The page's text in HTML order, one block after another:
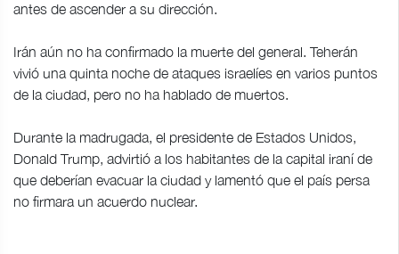
antes de ascender a su dirección.
Irán aún no ha confirmado la muerte del general. Teherán
vivió una quinta noche de ataques israelíes en varios puntos
de la ciudad, pero no ha hablado de muertos.
Durante la madrugada, el presidente de Estados Unidos,
Donald Trump, advirtió a los habitantes de la capital iraní de
que deberían evacuar la ciudad y lamentó que el país persa
no firmara un acuerdo nuclear.